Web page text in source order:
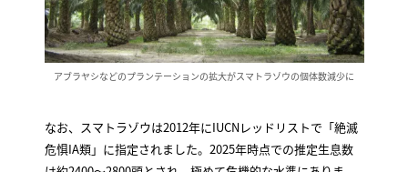
アブラヤシなどのプランテーションの拡大がスマトラゾウの個体数減少に
なお、スマトラゾウは2012年にIUCNレッドリストで「絶滅
危惧IA類」に指定されました。2025年時点での推定生息数